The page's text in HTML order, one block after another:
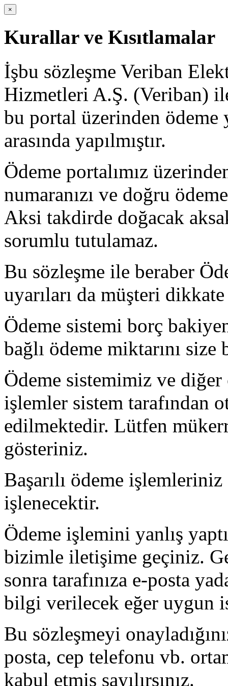
×
Kurallar ve Kısıtlamalar
İşbu sözleşme Veriban
Hizmetleri A.Ş. (Veriban)
bu portal üzerinden
arasında yapılmıştır.
Ödeme portalımız
numaranızı ve doğru
Aksi takdirde doğacak
sorumlu tutulamaz.
Bu sözleşme ile beraber
uyarıları da müşteri
Ödeme sistemi borç
bağlı ödeme miktarını size
Ödeme sistemimiz ve diğer
işlemler sistem tarafından
edilmektedir. Lütfen
gösteriniz.
Başarılı ödeme
işlenecektir.
Ödeme işlemini yanlış
bizimle iletişime geçiniz.
sonra tarafınıza e-posta
bilgi verilecek eğer uygun
Bu sözleşmeyi
posta, cep telefonu vb.
kabul etmiş sayılırsınız.